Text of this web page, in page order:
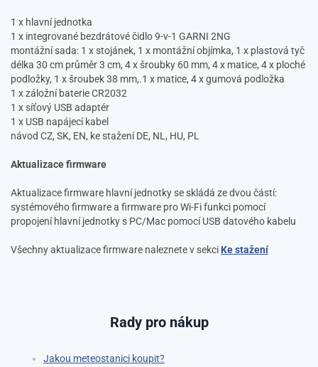
1 x hlavní jednotka
1 x integrované bezdrátové čidlo 9-v-1 GARNI 2NG
montážní sada: 1 x stojánek, 1 x montážní objímka, 1 x plastová tyč
délka 30 cm průměr 3 cm, 4 x šroubky 60 mm, 4 x matice, 4 x ploché
podložky, 1 x šroubek 38 mm,.1 x matice, 4 x gumová podložka
1 x záložní baterie CR2032
1 x síťový USB adaptér
1 x USB napájecí kabel
návod CZ, SK, EN, ke stažení DE, NL, HU, PL
Aktualizace firmware
Aktualizace firmware hlavní jednotky se skládá ze dvou částí:
systémového firmware a firmware pro Wi-Fi funkci pomocí
propojení hlavní jednotky s PC/Mac pomocí USB datového kabelu
Všechny aktualizace firmware naleznete v sekci Ke stažení
Rady pro nákup
Jakou meteostanici koupit?